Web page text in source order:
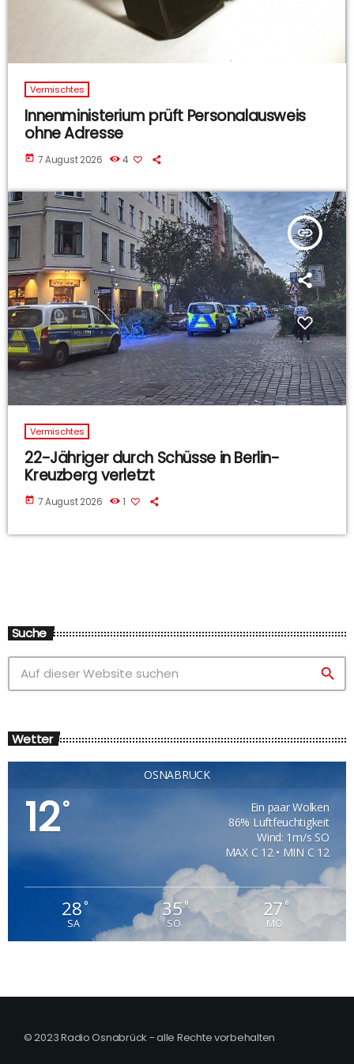
Vermischtes
Innenministerium prüft Personalausweis
ohne Adresse
today 7 August 2026 4
insert_link
Vermischtes
22-Jähriger durch Schüsse in Berlin-
Kreuzberg verletzt
today 7 August 2026 1
Suche
search
Wetter
OSNABRÜCK
12°
Ein paar Wolken
86% Luftfeuchtigkeit
Wind: 1m/s SO
MAX C 12 • MIN C 12
28°
SA
35°
SO
27°
MO
© 2023 Radio Osnabrück - alle Rechte vorbehalten